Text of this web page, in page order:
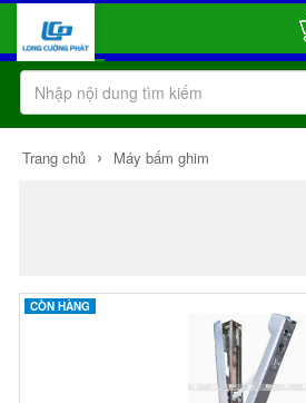
Trang chủ › Máy bấm ghim
CÒN HÀNG